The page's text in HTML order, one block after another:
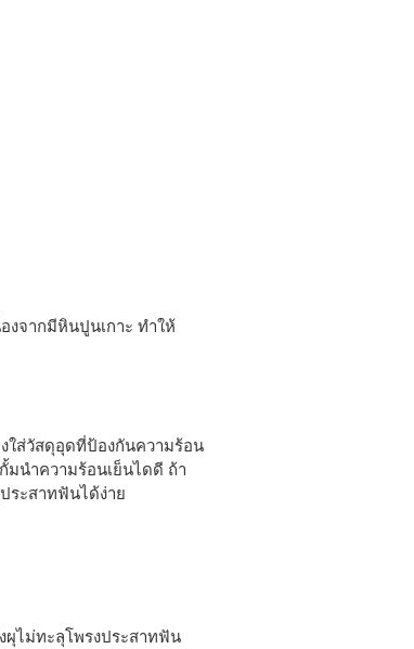
งจากมีหินปูนเกาะ ทำให้
ใส่วัสดุอุดที่ป้องกันความร้อน
มนำความร้อนเย็นไดดี ถ้า
ระสาทฟันได้ง่าย
ไม่ทะลุโพรงประสาทฟัน